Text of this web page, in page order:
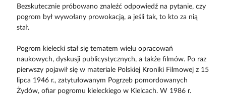
Bezskutecznie próbowano znaleźć odpowiedź na pytanie, czy
pogrom był wywołany prowokacją, a jeśli tak, to kto za nią
stał.
Pogrom kielecki stał się tematem wielu opracowań
naukowych, dyskusji publicystycznych, a także filmów. Po raz
pierwszy pojawił się w materiale Polskiej Kroniki Filmowej z 15
lipca 1946 r., zatytułowanym Pogrzeb pomordowanych
Żydów, ofiar pogromu kieleckiego w Kielcach. W 1986 r.